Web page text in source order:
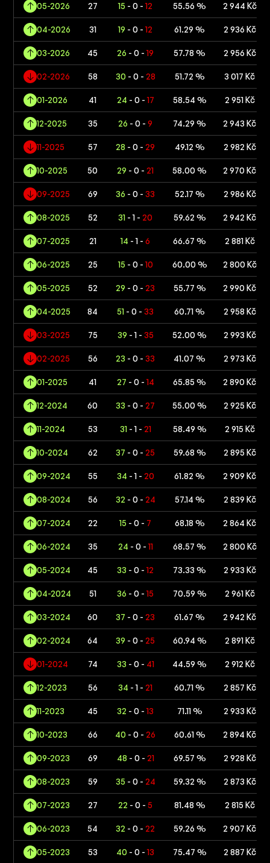
05-2026 27 15 - 0 -12 55.56 % 2 944 Kč
04-2026 31 19 - 0 -12 61.29 % 2 936 Kč
03-2026 45 26 - 0 -19 57.78 % 2 956 Kč
02-2026 58 30- 0 - 28 51.72 % 3 017 Kč
01-2026 41 24 - 0 -17 58.54 % 2 951 Kč
12-2025 35 26 - 0 -9 74.29 % 2 943 Kč
11-2025 57 28 - 0 -29 49.12 % 2 982 Kč
10-2025 50 29 - 0 -21 58.00 % 2 970 Kč
09-2025 69 36 - 0 -33 52.17 % 2 986 Kč
08-2025 52 31 - 1 -20 59.62 % 2 942 Kč
07-2025 21 14 - 1 -6 66.67 % 2 881 Kč
06-2025 25 15- 0 -10 60.00 % 2 800 Kč
05-2025 52 29 - 0 -23 55.77 % 2 990 Kč
04-2025 84 51 - 0 -33 60.71 % 2 958 Kč
03-2025 75 39- 1 - 35 52.00 % 2 993 Kč
02-2025 56 23 - 0 -33 41.07 % 2 973 Kč
01-2025 41 27 - 0 -14 65.85 % 2 890 Kč
12-2024 60 33 - 0 -27 55.00 % 2 925 Kč
11-2024 53 31- 1 - 21 58.49 % 2 915 Kč
10-2024 62 37 - 0 -25 59.68 % 2 895 Kč
09-2024 55 34 - 1 - 20 61.82 % 2 909 Kč
08-2024 56 32 - 0 - 24 57.14 % 2 839 Kč
07-2024 22 15 - 0 - 7 68.18 % 2 864 Kč
06-2024 35 24 - 0 -11 68.57 % 2 800 Kč
05-2024 45 33 - 0 -12 73.33 % 2 933 Kč
04-2024 51 36 - 0 -15 70.59 % 2 961 Kč
03-2024 60 37 - 0 -23 61.67 % 2 942 Kč
02-2024 64 39 - 0 -25 60.94 % 2 891 Kč
01-2024 74 33 - 0 - 41 44.59 % 2 912 Kč
12-2023 56 34 - 1 -21 60.71 % 2 857 Kč
11-2023 45 32 - 0 -13 71.11 % 2 933 Kč
10-2023 66 40 - 0 -26 60.61 % 2 894 Kč
09-2023 69 48 - 0 - 21 69.57 % 2 928 Kč
08-2023 59 35- 0 - 24 59.32 % 2 873 Kč
07-2023 27 22 - 0 -5 81.48 % 2 815 Kč
06-2023 54 32 - 0 -22 59.26 % 2 907 Kč
05-2023 53 40 - 0 -13 75.47 % 2 887 Kč